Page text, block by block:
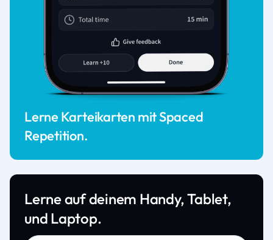
Lerne Karteikarten mit Spaced
Repetition.
Lerne auf deinem Handy, Tablet,
und Laptop.